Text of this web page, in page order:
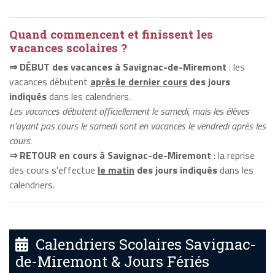
Quand commencent et finissent les
vacances scolaires ?
⇒ DÉBUT des vacances à Savignac-de-Miremont : les
vacances débutent après le dernier cours des jours
indiquésdans les calendriers.
Les vacances débutent officiellement le samedi, mais les élèves
n'ayant pas cours le samedi sont en vacances le vendredi après les
cours.
⇒ RETOUR en cours à Savignac-de-Miremont : la reprise
des cours s'effectue le matin des jours indiquésdans les
calendriers.
Calendriers Scolaires Savignac-
de-Miremont & Jours Fériés